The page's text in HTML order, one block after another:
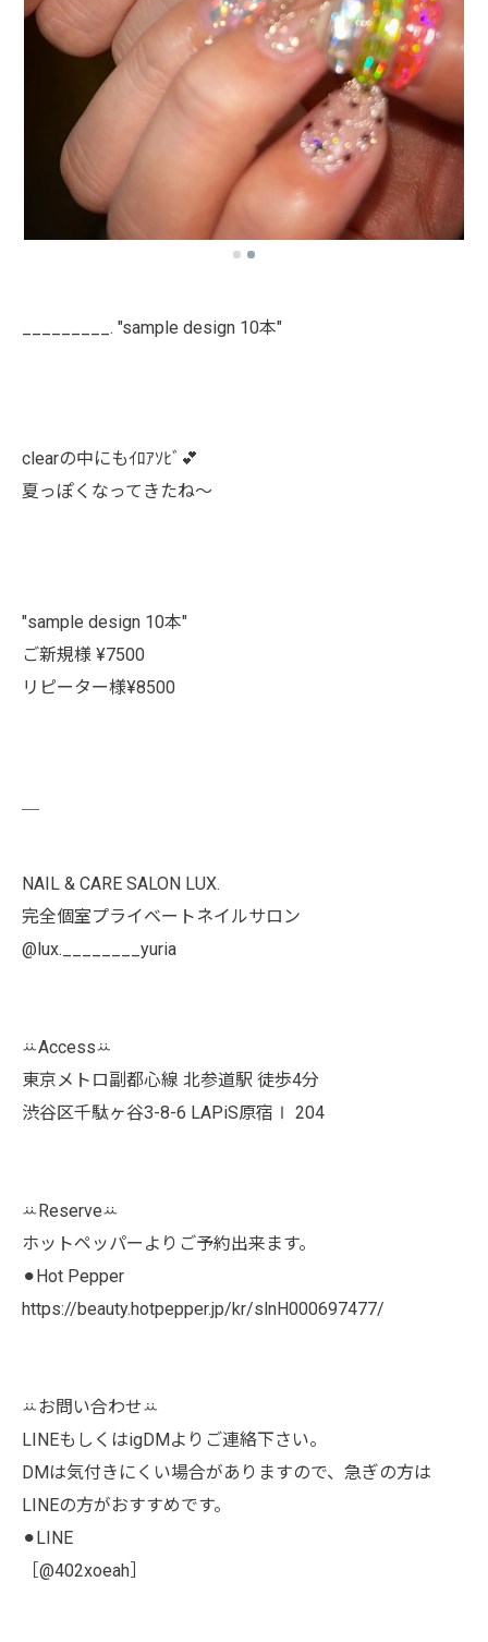
_________. "sample design 10本"
clearの中にもｲﾛｱｿﾋﾞ💕
夏っぽくなってきたね〜
"sample design 10本"
ご新規様 ¥7500
リピーター様¥8500
NAIL & CARE SALON LUX.
完全個室プライベートネイルサロン
@lux.________yuria
ꕁAccessꕁ
東京メトロ副都心線 北参道駅 徒歩4分
渋谷区千駄ヶ谷3-8-6 LAPiS原宿Ⅰ 204
ꕁReserveꕁ
ホットペッパーよりご予約出来ます。
⚫︎Hot Pepper
https://beauty.hotpepper.jp/kr/slnH000697477/
ꕁお問い合わせꕁ
LINEもしくはigDMよりご連絡下さい。
DMは気付きにくい場合がありますので、急ぎの方は
LINEの方がおすすめです。
⚫︎LINE
［@402xoeah］